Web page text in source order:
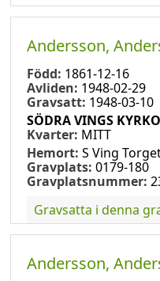
Andersson,
Född: 1861-12-16
Avliden: 1948-02-29
Gravsatt: 1948-03-10
SÖDRA VINGS
Kvarter: MITT
Hemort: S Ving
Gravplats: 0179-180
Gravplatsnummer:
Gravsatta i denna
Andersson,